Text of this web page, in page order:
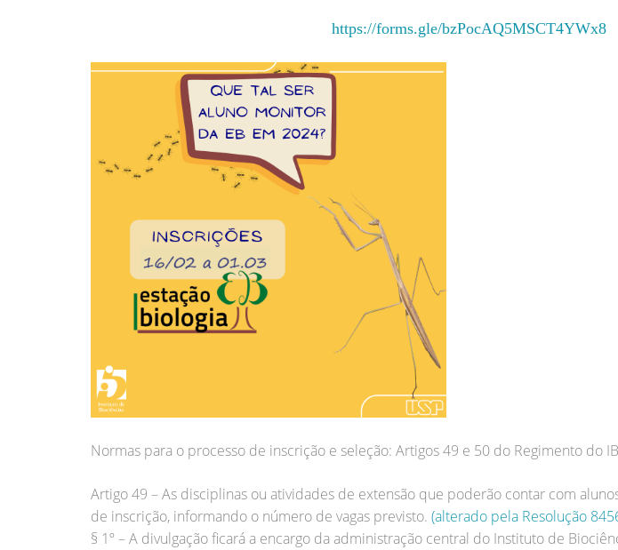
https://forms.gle/bzPocAQ5MSCT4YWx8
Normas para o processo de inscrição e seleção: Artigos 49 e 50 do Regimento do
Artigo 49 – As disciplinas ou atividades de extensão que poderão contar com
de inscrição, informando o número de vagas previsto. (alterado pela Resolução
§ 1º – A divulgação ficará a encargo da administração central do Instituto de